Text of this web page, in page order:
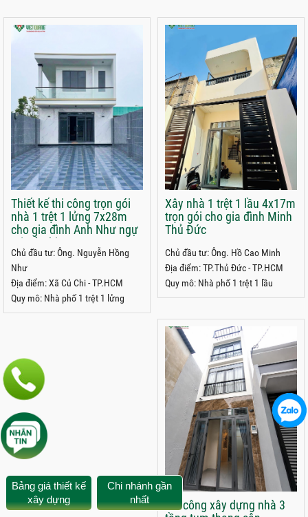
Thiết kế thi công trọn gói
nhà 1 trệt 1 lửng 7x28m
cho gia đình Anh Như ngự
tại Củ Chi
Chủ đầu tư: Ông. Nguyễn Hồng
Như
Địa điểm: Xã Củ Chi - TP.HCM
Quy mô: Nhà phố 1 trệt 1 lửng
Xây nhà 1 trệt 1 lầu 4x17m
trọn gói cho gia đình Minh
Thủ Đức
Chủ đầu tư: Ông. Hồ Cao Minh
Địa điểm: TP.Thủ Đức - TP.HCM
Quy mô: Nhà phố 1 trệt 1 lầu
Thi công xây dựng nhà 3
Bảng giá thiết kế
xây dựng
Chi nhánh gần
nhất